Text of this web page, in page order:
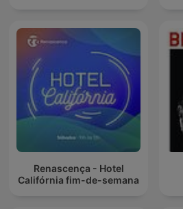
Renascença - Hotel
Califórnia fim-de-semana